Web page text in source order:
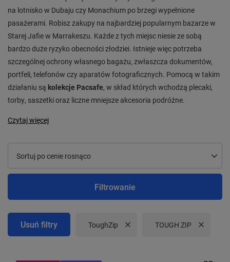
na lotnisko w Dubaju czy Monachium po brzegi wypełnione
pasażerami. Robisz zakupy na najbardziej popularnym bazarze w
Starej Jafie w Marrakeszu. Każde z tych miejsc niesie ze sobą
bardzo duże ryzyko obecności złodziei. Istnieje więc potrzeba
szczególnej ochrony własnego bagażu, zwłaszcza dokumentów,
portfeli, telefonów czy aparatów fotograficznych. Pomocą w takim
działaniu są kolekcje Pacsafe, w skład których wchodzą plecaki,
torby, saszetki oraz liczne mniejsze akcesoria podróżne.
Czytaj więcej
Zmień sortowanie
Sortuj po cenie rosnąco
Filtrowanie
Usuń filtry Usuń filtr
ToughZip Usuń filtr
TOUGH ZIP